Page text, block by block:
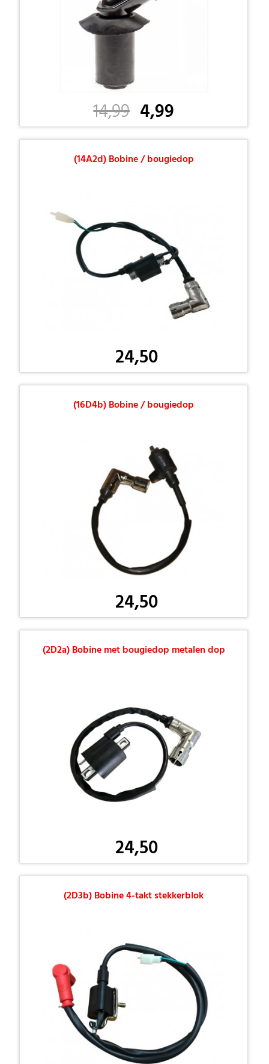
14,99 4,99
(14A2d) Bobine / bougiedop
24,50
(16D4b) Bobine / bougiedop
24,50
(2D2a) Bobine met bougiedop metalen dop
24,50
(2D3b) Bobine 4-takt stekkerblok